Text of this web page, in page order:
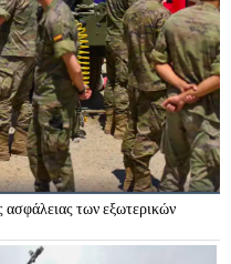
των εξωτερικών